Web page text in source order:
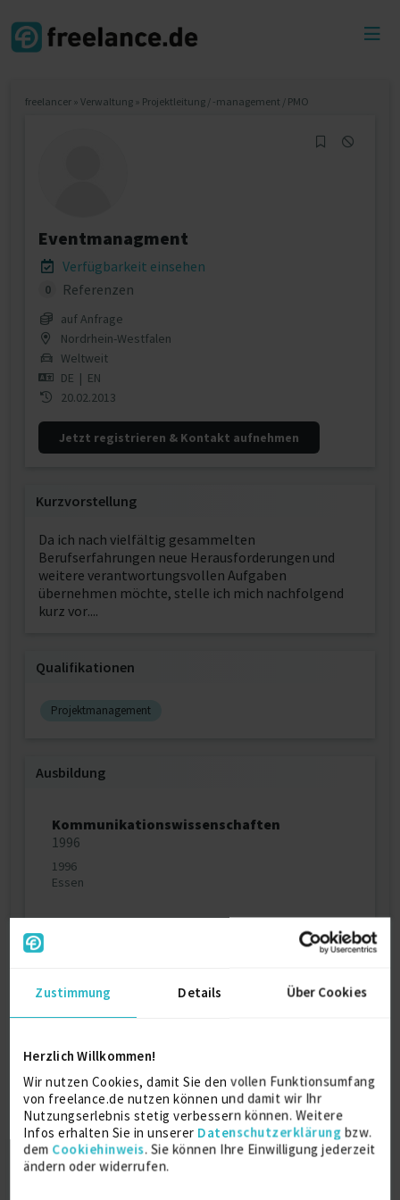
Zustimmung Details Über Cookies
Herzlich Willkommen!
Wir nutzen Cookies, damit Sie den vollen Funktionsumfang
von freelance.de nutzen können und damit wir Ihr
Nutzungserlebnis stetig verbessern können. Weitere
Infos erhalten Sie in unserer Datenschutzerklärung bzw.
dem Cookiehinweis. Sie können Ihre Einwilligung jederzeit
ändern oder widerrufen.
freelancer » Verwaltung » Projektleitung / -management / PMO
Eventmanagment
Verfügbarkeit einsehen
0 Referenzen
auf Anfrage
Nordrhein-Westfalen
Weltweit
DE | EN
20.02.2013
Jetzt registrieren & Kontakt aufnehmen
Kurzvorstellung
Da ich nach vielfältig gesammelten
Berufserfahrungen neue Herausforderungen und
weitere verantwortungsvollen Aufgaben
übernehmen möchte, stelle ich mich nachfolgend
kurz vor....
Qualifikationen
Projektmanagement
Ausbildung
Kommunikationswissenschaften
1996
1996
Essen
Reisebereitschaft
Weltweit
Arbeitserlaubnis
Europäische Union
Home-Office